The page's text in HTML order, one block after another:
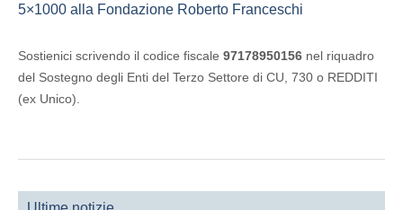
5×1000 alla Fondazione Roberto Franceschi
Sostienici scrivendo il codice fiscale 97178950156 nel riquadro
del Sostegno degli Enti del Terzo Settore di CU, 730 o REDDITI
(ex Unico).